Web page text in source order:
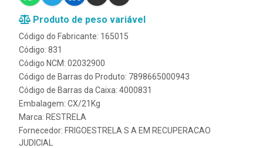
Produto de peso variável
Código do Fabricante: 165015
Código: 831
Código NCM: 02032900
Código de Barras do Produto: 7898665000943
Código de Barras da Caixa: 4000831
Embalagem: CX/21Kg
Marca: RESTRELA
Fornecedor: FRIGOESTRELA S A EM RECUPERACAO
JUDICIAL